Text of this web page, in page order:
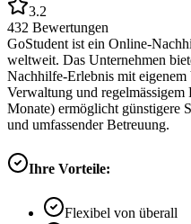
3.2
432 Bewertungen
GoStudent ist ein Online-
weltweit. Das Unternehmen
Nachhilfe-Erlebnis mit
Verwaltung und
Monate) ermöglicht günstigere
und umfassender Betreuung.
Ihre Vorteile:
Flexibel von überall